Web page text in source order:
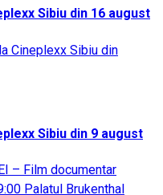
Sibiu din 16 august
Sibiu din 9 august